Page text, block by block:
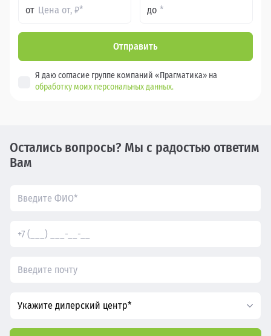
от до
Отправить
Я даю согласие группе компаний «Прагматика» на
обработку моих персональных данных.
Остались вопросы? Мы с радостью ответим
Вам
Укажите дилерский центр*